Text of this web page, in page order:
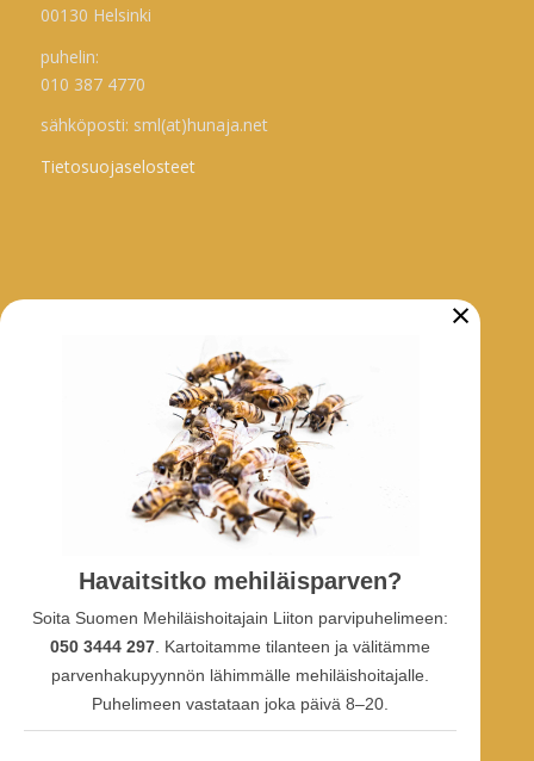
00130 Helsinki
puhelin:
010 387 4770
sähköposti: sml(at)hunaja.net
Tietosuojaselosteet
Facebook-ryhmä
Facebook-sivu
Facebook-profiili
Youtube
Havaitsitko mehiläisparven?
Soita Suomen Mehiläishoitajain Liiton parvipuhelimeen:
050 3444 297 . Kartoitamme tilanteen ja välitämme
parvenhakupyynnön lähimmälle mehiläishoitajalle.
Puhelimeen vastataan joka päivä 8–20.
×